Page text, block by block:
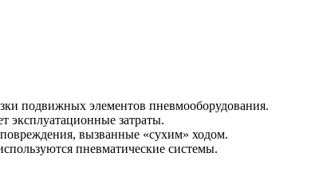
подвижных элементов пневмооборудования.
эксплуатационные затраты.
вызванные «сухим» ходом.
пневматические системы.